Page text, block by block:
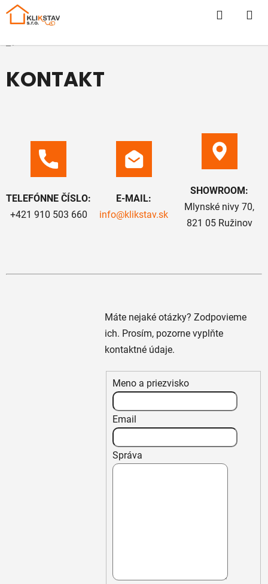
Prejsť
Hľadať
KONTAKT
TELEFÓNNE ČÍSLO:
+421 910 503 660
E-MAIL:
info@klikstav.sk
SHOWROOM:
Mlynské nivy 70,
821 05 Ružinov
Máte nejaké otázky? Zodpovieme
ich. Prosím, pozorne vyplňte
kontaktné údaje.
Meno a priezvisko
Email
Správa